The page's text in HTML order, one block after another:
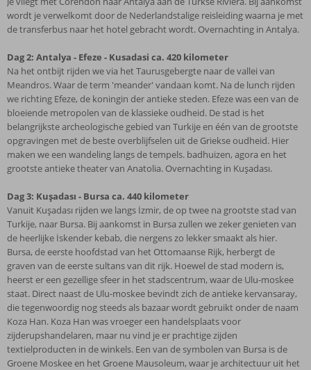
wordt je verwelkomt door de Nederlandstalige reisleiding waarna je met
de transferbus naar het hotel gebracht wordt. Overnachting in Antalya.
Dag 2: Antalya - Efeze - Kusadasi ca. 420 kilometer
Na het ontbijt rijden we via het Taurusgebergte naar de vallei van
Meandros. Waar de term 'meander' vandaan komt. Na de lunch rijden
we richting Efeze, de koningin der antieke steden. Efeze was een van de
bloeiende metropolen van de klassieke oudheid. De stad is het
belangrijkste archeologische gebied van Turkije en één van de grootste
opgravingen met de beste overblijfselen uit de Griekse oudheid. Hier
maken we een wandeling langs de tempels. badhuizen, agora en het
grootste antieke theater van Anatolia. Overnachting in Kuşadası.
Dag 3: Kuşadası - Bursa ca. 440 kilometer
Vanuit Kuşadası rijden we langs İzmir, de op twee na grootste stad van
Turkije, naar Bursa. Bij aankomst in Bursa zullen we zeker genieten van
de heerlijke İskender kebab, die nergens zo lekker smaakt als hier.
Bursa, de eerste hoofdstad van het Ottomaanse Rijk, herbergt de
graven van de eerste sultans van dit rijk. Hoewel de stad modern is,
heerst er een gezellige sfeer in het stadscentrum, waar de Ulu-moskee
staat. Direct naast de Ulu-moskee bevindt zich de antieke kervansaray,
die tegenwoordig nog steeds als bazaar wordt gebruikt onder de naam
Koza Han. Koza Han was vroeger een handelsplaats voor
zijderupshandelaren, maar nu vind je er prachtige zijden
textielproducten in de winkels. Een van de symbolen van Bursa is de
Groene Moskee en het Groene Mausoleum, waar je architectuur uit het